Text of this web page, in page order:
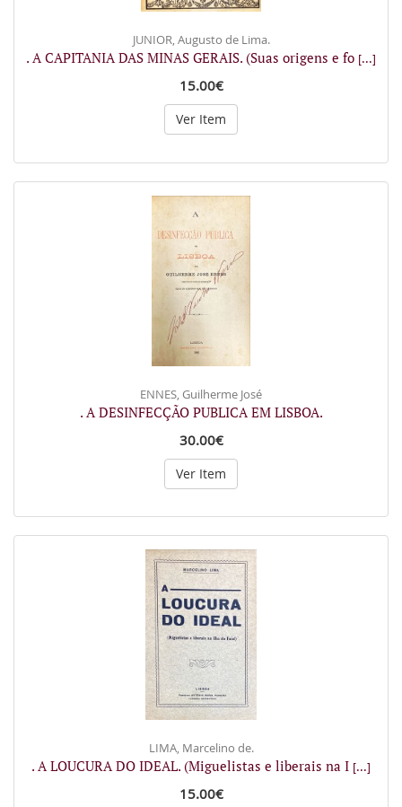
JUNIOR, Augusto de Lima.
. A CAPITANIA DAS MINAS GERAIS. (Suas origens e fo [...]
15.00€
Ver Item
ENNES, Guilherme José
. A DESINFECÇÃO PUBLICA EM LISBOA.
30.00€
Ver Item
LIMA, Marcelino de.
. A LOUCURA DO IDEAL. (Miguelistas e liberais na I [...]
15.00€